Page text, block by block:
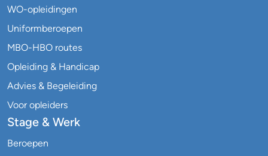
WO-opleidingen
Uniformberoepen
MBO-HBO routes
Opleiding & Handicap
Advies & Begeleiding
Voor opleiders
Stage & Werk
Beroepen